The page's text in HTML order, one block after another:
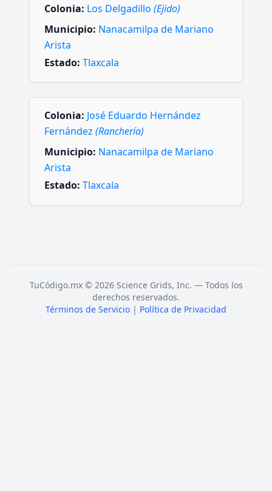
Colonia: Los Delgadillo (Ejido)
Municipio: Nanacamilpa de Mariano
Arista
Estado: Tlaxcala
Colonia: José Eduardo Hernández
Fernández (Ranchería)
Municipio: Nanacamilpa de Mariano
Arista
Estado: Tlaxcala
TuCódigo.mx © 2026 Science Grids, Inc. — Todos los
derechos reservados.
Términos de Servicio | Política de Privacidad